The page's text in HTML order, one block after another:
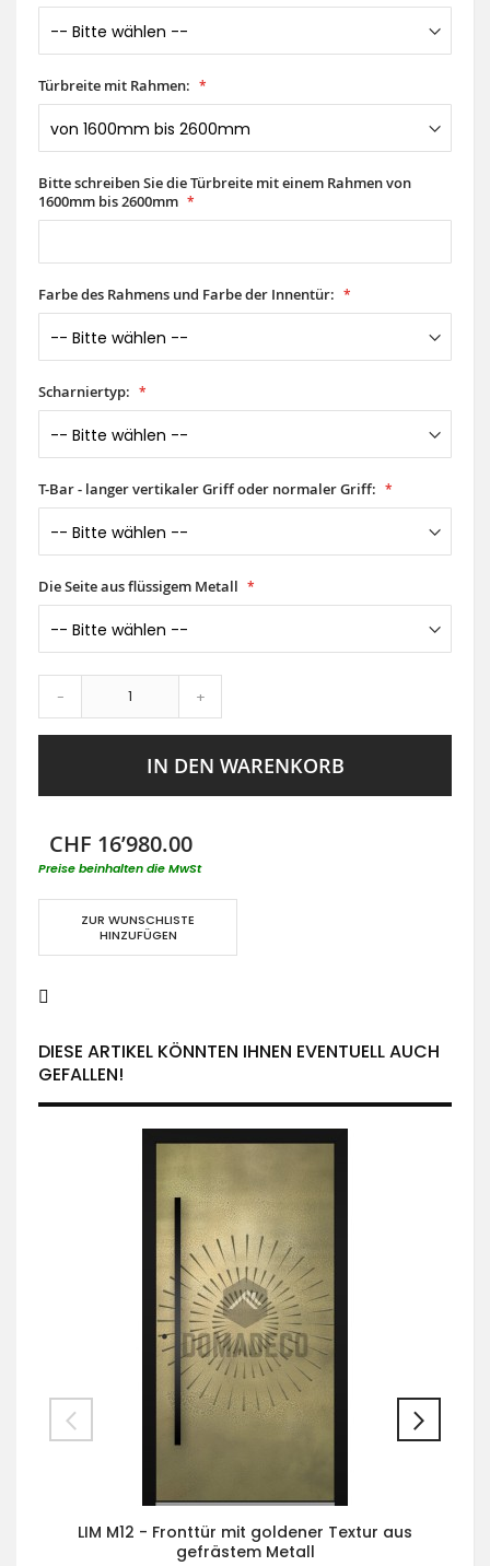
Türbreite mit Rahmen:
Bitte schreiben Sie die Türbreite mit einem Rahmen von
1600mm bis 2600mm
Farbe des Rahmens und Farbe der Innentür:
Scharniertyp:
T-Bar - langer vertikaler Griff oder normaler Griff:
Die Seite aus flüssigem Metall
- +
IN DEN WARENKORB
CHF 16’980.00
Preise beinhalten die MwSt
ZUR WUNSCHLISTE
HINZUFÜGEN
DIESE ARTIKEL KÖNNTEN IHNEN EVENTUELL AUCH
GEFALLEN!
LIM M12 - Fronttür mit goldener Textur aus
gefrästem Metall